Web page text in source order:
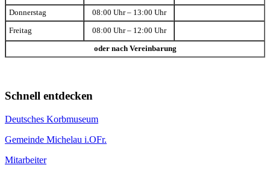
Donnerstag 08:00 Uhr – 13:00 Uhr
Freitag 08:00 Uhr – 12:00 Uhr
oder nach Vereinbarung
Schnell entdecken
Deutsches Korbmuseum
Gemeinde Michelau i.OFr.
Mitarbeiter